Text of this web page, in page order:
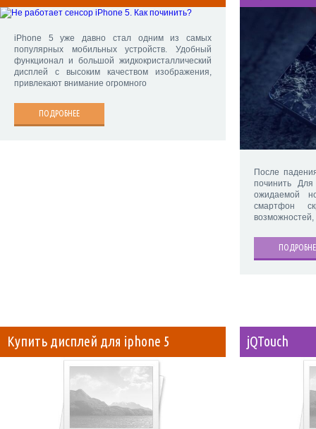
iPhone 5 уже давно стал одним из самых
популярных мобильных устройств. Удобный
функционал и большой жидкокристаллический
дисплей с высоким качеством изображения,
привлекают внимание огромного
ПОДРОБНЕЕ
После
починить
ожидаемой
смартфон
возможностей,
Купить дисплей для iphone 5 jQTouch